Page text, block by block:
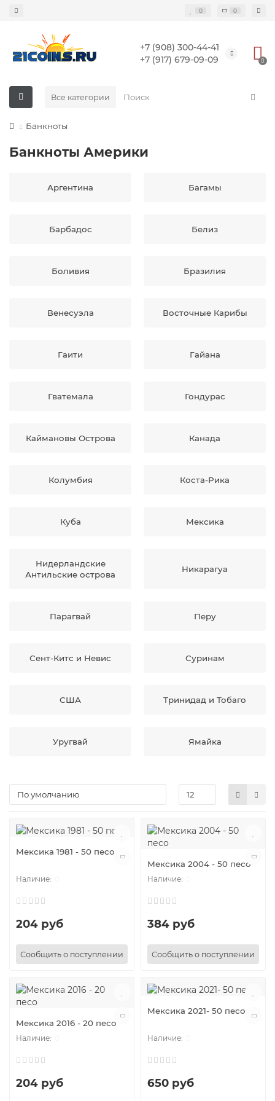
0 0
+7 (908) 300-44-41
+7 (917) 679-09-09
0
Все категории
Банкноты
Банкноты Америки
Аргентина Багамы
Барбадос Белиз
Боливия Бразилия
Венесуэла Восточные Карибы
Гаити Гайана
Гватемала Гондурас
Каймановы Острова Канада
Колумбия Коста-Рика
Куба Мексика
Нидерландские
Антильские острова
Никарагуа
Парагвай Перу
Сент-Китс и Невис Суринам
США Тринидад и Тобаго
Уругвай Ямайка
Мексика 1981 - 50 песо
204 руб
Сообщить о поступлении
Мексика 2004 - 50 песо
384 руб
Сообщить о поступлении
Мексика 2016 - 20 песо
204 руб
Мексика 2021- 50 песо
650 руб